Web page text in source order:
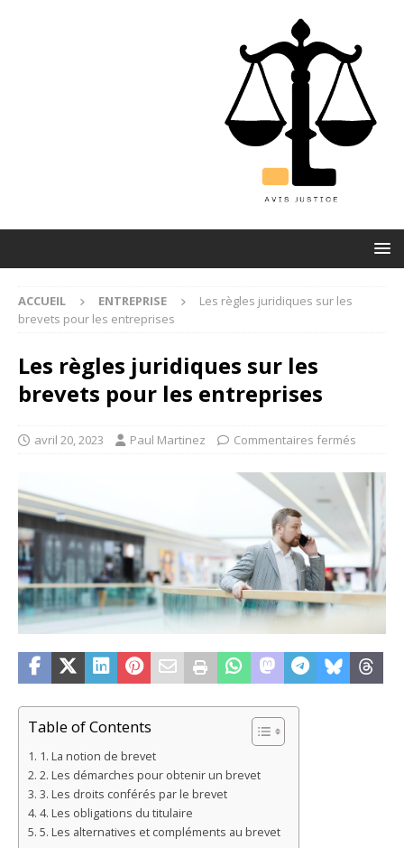
ACCUEIL ENTREPRISE
Les règles juridiques sur les
brevets pour les entreprises
Les règles juridiques sur les
brevets pour les entreprises
avril 20, 2023 Paul Martinez Commentaires fermés
Table of Contents
1. La notion de brevet
2. Les démarches pour obtenir un brevet
3. Les droits conférés par le brevet
4. Les obligations du titulaire
5. Les alternatives et compléments au brevet